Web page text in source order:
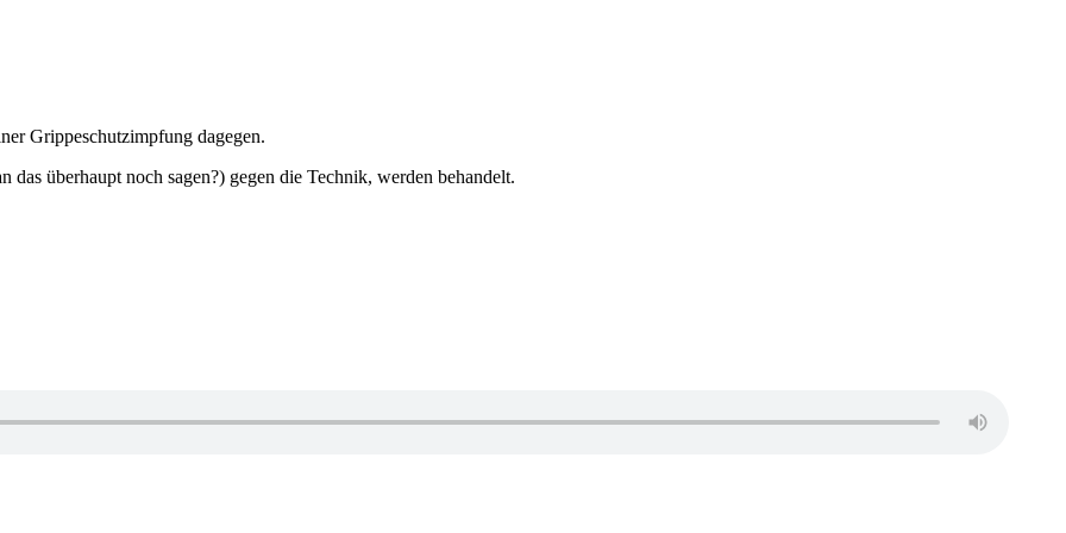
Grippeschutzimpfung dagegen.
überhaupt noch sagen?) gegen die Technik, werden behandelt.